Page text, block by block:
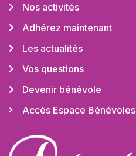
Nos activités
Adhérez maintenant
Les actualités
Vos questions
Devenir bénévole
Accès Espace Bénévoles